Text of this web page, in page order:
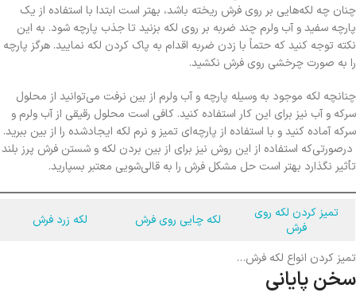
چنان چه لکه‌هایی بر روی فرش ریخته باشد، بهتر است ابتدا با استفاده از یک
پارچه سفید و آب ولرم چند ضربه بر روی لکه بزنید تا جذب پارچه شود. به این
نکته توجه کنید که حتماً با زدن ضربه اقدام به پاک کردن لکه نمایید. هرگز پارچه
را به صورت چرخشی روی فرش نکشید.
چنانچه لکه موجود به وسیله پارچه و آب ولرم از بین نرفت می‌توانید از محلول
سرکه و آب نیز برای این کار استفاده کنید. کافی است محلول رقیقی از آب ولرم و
سرکه آماده کنید و با استفاده از پارچه‌ای تمیز و نرم لکه ایجادشده را از بین ببرید.
درصورتی‌که استفاده از این روش نیز برای از بین بردن لکه و شستن فرش پرز بلند
تأثیر نگذارد بهتر است حل مشکل فرش را به قالی‌شویی معتبر بسپارید.
تمیز کردن لکه روی
فرش
لکه چایی روی فرش لکه زرد فرش
تمیز کردن انواع لکه فرش…
سخن پایانی